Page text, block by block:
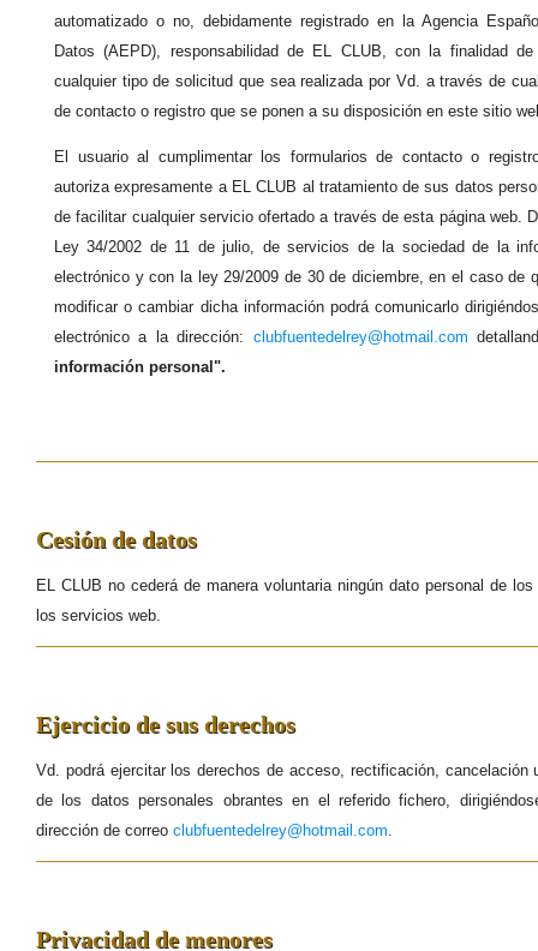
automatizado o no, debidamente registrado en la Agencia
Datos (AEPD), responsabilidad de EL CLUB, con la finalidad
cualquier tipo de solicitud que sea realizada por Vd. a través de
de contacto o registro que se ponen a su disposición en este sitio
El usuario al cumplimentar los formularios de contacto o
autoriza expresamente a EL CLUB al tratamiento de sus datos
de facilitar cualquier servicio ofertado a través de esta página web.
Ley 34/2002 de 11 de julio, de servicios de la sociedad de la
electrónico y con la ley 29/2009 de 30 de diciembre, en el caso de
modificar o cambiar dicha información podrá comunicarlo
electrónico a la dirección: clubfuentedelrey@hotmail.com
información personal".
Cesión de datos
EL CLUB no cederá de manera voluntaria ningún dato personal de
los servicios web.
Ejercicio de sus derechos
Vd. podrá ejercitar los derechos de acceso, rectificación, cancelación
de los datos personales obrantes en el referido fichero,
dirección de correo clubfuentedelrey@hotmail.com.
Privacidad de menores